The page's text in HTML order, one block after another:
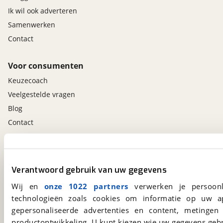
Verantwoord gebruik van uw gegevens
Wij en onze 1022 partners verwerken je
technologieën zoals cookies om informatie op
gepersonaliseerde advertenties en content,
Ik wil ook adverteren
Samenwerken
Contact
Voor consumenten
Keuzecoach
Veelgestelde vragen
Blog
Contact
viaBOVAG.nl
Altijd het meest recente aanbod bij de hand.